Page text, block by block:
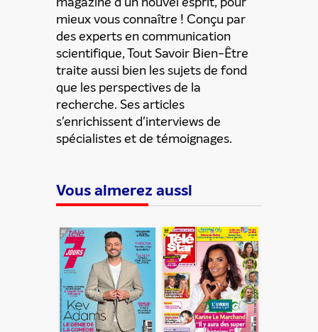
mieux vous connaître ! Conçu par
des experts en communication
scientifique, Tout Savoir Bien-Être
traite aussi bien les sujets de fond
que les perspectives de la
recherche. Ses articles
s'enrichissent d'interviews de
spécialistes et de témoignages.
Vous aimerez aussi